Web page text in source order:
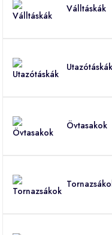
Válltáskák
Utazótáskák
Övtasakok